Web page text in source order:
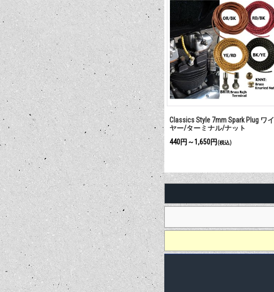
Classics Style 7mm Spark Plug ワイ
ヤー/ターミナル/ナット
440円～1,650円 (税込)